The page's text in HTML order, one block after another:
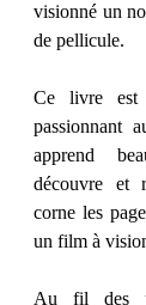
visionné un
de pellicule.
Ce livre est
passionnant
apprend
découvre et
corne les
un film à
Au fil des